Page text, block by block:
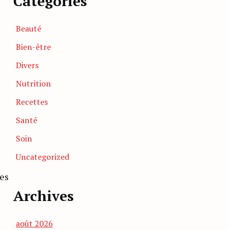
Beauté
Bien-être
Divers
Nutrition
Recettes
Santé
Soin
Uncategorized
Archives
août 2026